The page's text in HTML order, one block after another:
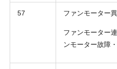
57 ファンモーター
ファンモーター
ンモーター故障